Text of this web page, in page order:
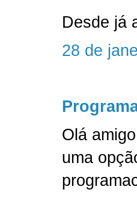
Desde já
28 de
Olá
uma